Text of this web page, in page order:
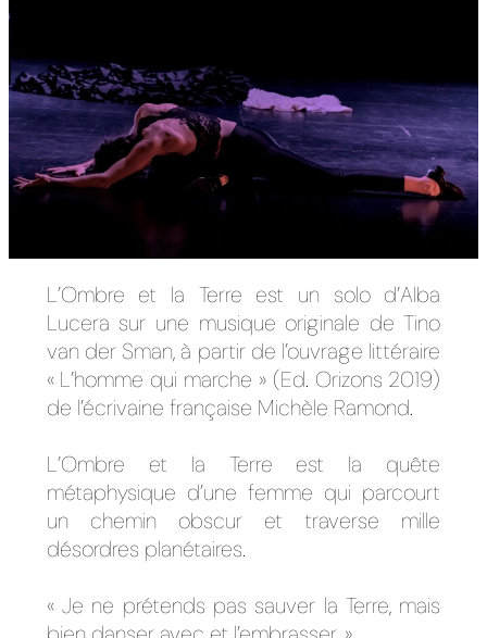
L’Ombre et la Terre est un solo d’Alba
Lucera sur une musique originale de Tino
van der Sman, à partir de l’ouvrage littéraire
« L’homme qui marche » (Ed. Orizons 2019)
de l’écrivaine française Michèle Ramond.
L’Ombre et la Terre est la quête
métaphysique d’une femme qui parcourt
un chemin obscur et traverse mille
désordres planétaires.
« Je ne prétends pas sauver la Terre, mais